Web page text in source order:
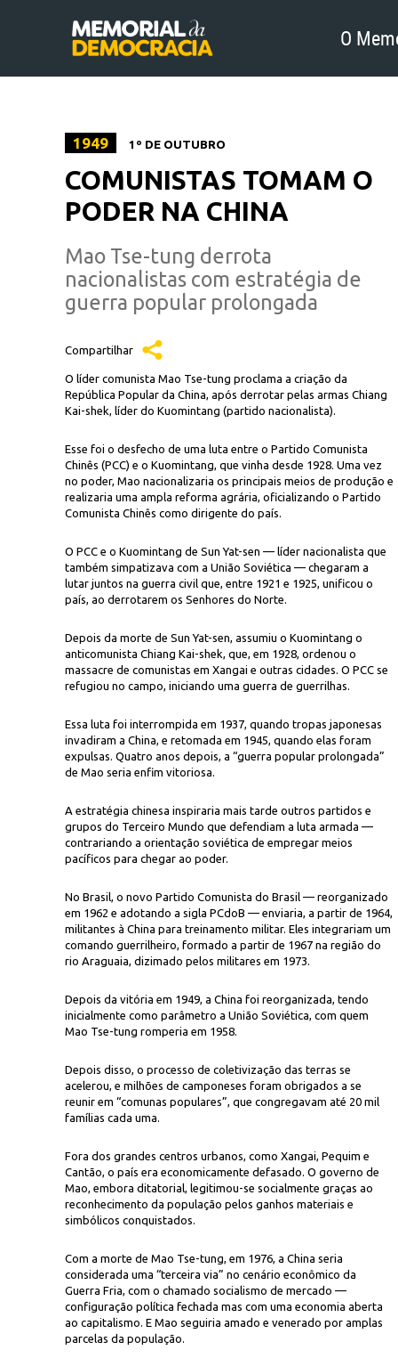
O
1949 1º DE OUTUBRO
COMUNISTAS TOMAM O
PODER NA CHINA
Mao Tse-tung derrota
nacionalistas com estratégia de
guerra popular prolongada
Compartilhar
O líder comunista Mao Tse-tung proclama a criação da
República Popular da China, após derrotar pelas armas Chiang
Kai-shek, líder do Kuomintang (partido nacionalista).
Esse foi o desfecho de uma luta entre o Partido Comunista
Chinês (PCC) e o Kuomintang, que vinha desde 1928. Uma vez
no poder, Mao nacionalizaria os principais meios de produção e
realizaria uma ampla reforma agrária, oficializando o Partido
Comunista Chinês como dirigente do país.
O PCC e o Kuomintang de Sun Yat-sen — líder nacionalista que
também simpatizava com a União Soviética — chegaram a
lutar juntos na guerra civil que, entre 1921 e 1925, unificou o
país, ao derrotarem os Senhores do Norte.
Depois da morte de Sun Yat-sen, assumiu o Kuomintang o
anticomunista Chiang Kai-shek, que, em 1928, ordenou o
massacre de comunistas em Xangai e outras cidades. O PCC se
refugiou no campo, iniciando uma guerra de guerrilhas.
Essa luta foi interrompida em 1937, quando tropas japonesas
invadiram a China, e retomada em 1945, quando elas foram
expulsas. Quatro anos depois, a “guerra popular prolongada”
de Mao seria enfim vitoriosa.
A estratégia chinesa inspiraria mais tarde outros partidos e
grupos do Terceiro Mundo que defendiam a luta armada —
contrariando a orientação soviética de empregar meios
pacíficos para chegar ao poder.
No Brasil, o novo Partido Comunista do Brasil — reorganizado
em 1962 e adotando a sigla PCdoB — enviaria, a partir de 1964,
militantes à China para treinamento militar. Eles integrariam um
comando guerrilheiro, formado a partir de 1967 na região do
rio Araguaia, dizimado pelos militares em 1973.
Depois da vitória em 1949, a China foi reorganizada, tendo
inicialmente como parâmetro a União Soviética, com quem
Mao Tse-tung romperia em 1958.
Depois disso, o processo de coletivização das terras se
acelerou, e milhões de camponeses foram obrigados a se
reunir em “comunas populares”, que congregavam até 20 mil
famílias cada uma.
Fora dos grandes centros urbanos, como Xangai, Pequim e
Cantão, o país era economicamente defasado. O governo de
Mao, embora ditatorial, legitimou-se socialmente graças ao
reconhecimento da população pelos ganhos materiais e
simbólicos conquistados.
Com a morte de Mao Tse-tung, em 1976, a China seria
considerada uma “terceira via” no cenário econômico da
Guerra Fria, com o chamado socialismo de mercado —
configuração política fechada mas com uma economia aberta
ao capitalismo. E Mao seguiria amado e venerado por amplas
parcelas da população.